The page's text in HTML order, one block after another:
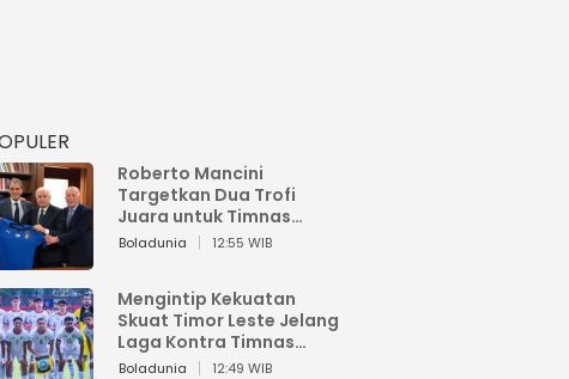
Roberto Mancini
Targetkan Dua Trofi
Juara untuk Timnas
Italia
Boladunia 12:55 WIB
Mengintip Kekuatan
Skuat Timor Leste Jelang
Laga Kontra Timnas
Indonesia di Piala AFF
Boladunia 12:49 WIB